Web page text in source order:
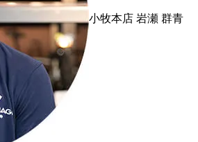
小牧本店 岩瀬 群青